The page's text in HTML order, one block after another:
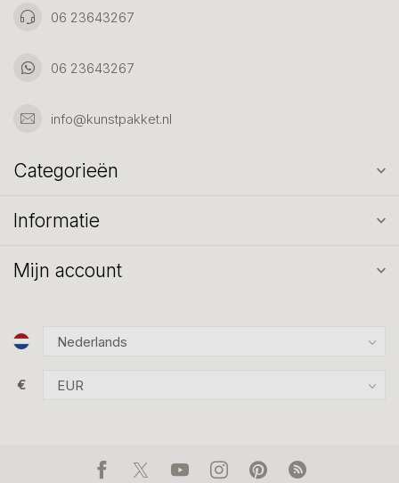
06 23643267
06 23643267
info@kunstpakket.nl
Categorieën
Informatie
Mijn account
€